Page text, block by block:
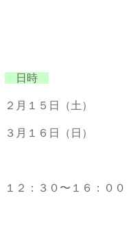
日時
２月１５日（土）
３月１６日（日）
１２：３０〜１６：００